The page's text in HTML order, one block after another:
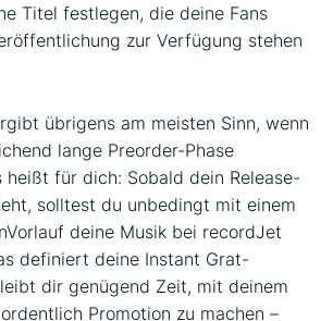
Titel festlegen, die deine Fans
zur Verfügung stehen
übrigens am meisten Sinn, wenn
lange Preorder-Phase
heißt für dich: Sobald dein Release-
solltest du unbedingt mit einem
deine Musik bei recordJet
definiert deine Instant Grat-
dir genügend Zeit, mit deinem
Promotion zu machen –